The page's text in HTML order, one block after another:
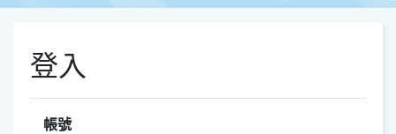
登入
帳號